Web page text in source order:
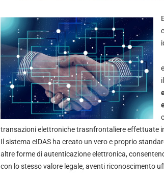
il
transazioni elettroniche trasnfrontaliere effettuate
Il sistema eIDAS ha creato un vero e proprio
altre forme di autenticazione elettronica,
con lo stesso valore legale, aventi riconoscimento